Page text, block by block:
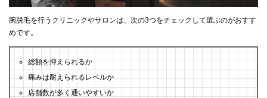
腕脱毛を行うクリニックやサロンは、次の3つをチェックして選ぶのがおすす
めです。
総額を抑えられるか
痛みは耐えられるレベルか
店舗数が多く通いやすいか